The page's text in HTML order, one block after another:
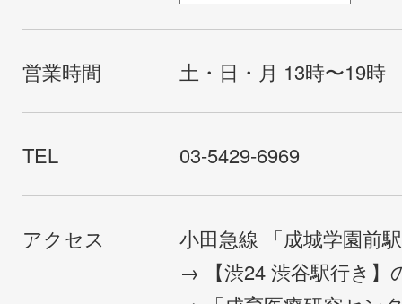
営業時間 土・日・月 13時〜19時
TEL 03-5429-6969
アクセス
小田急線 「成城学園前
→ 【渋24 渋谷駅行き】